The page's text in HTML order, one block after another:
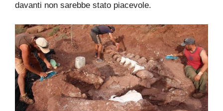
davanti non sarebbe stato piacevole.